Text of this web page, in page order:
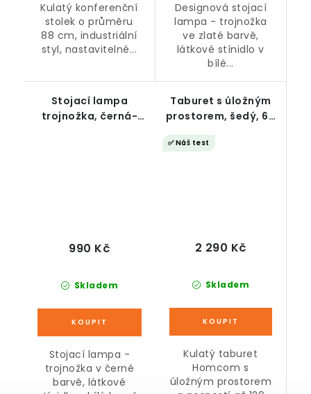
Kulatý konferenční
stolek o průměru
88 cm, industriální
styl, nastavitelné...
Designová stojací
lampa - trojnožka
ve zlaté barvě,
látkové stínidlo v
bílé...
Stojací lampa
trojnožka, černá-
Skladem
990 Kč
Stojací lampa -
trojnožka v černé
barvě, látkové
Taburet s úložným
prostorem, šedý, 60
x 60 x 40 cm
✅ Náš test
Skladem
2 290 Kč
Kulatý taburet
Homcom s
úložným prostorem